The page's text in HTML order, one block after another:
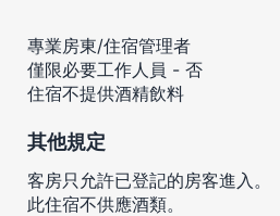
專業房東/住宿管理者
僅限必要工作人員 - 否
住宿不提供酒精飲料
其他規定
客房只允許已登記的房客進入。
此住宿不供應酒類。